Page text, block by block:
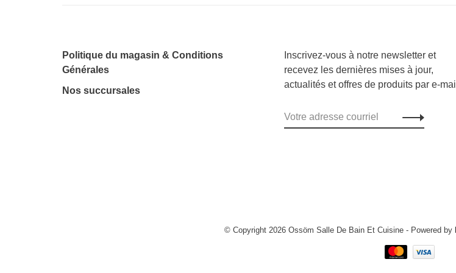
Politique du magasin & Conditions
Générales
Nos succursales
Inscrivez-vous à notre newsletter et
recevez les dernières mises à jour,
actualités et offres de produits par e-mail
© Copyright 2026 Ossöm Salle De Bain Et Cuisine - Powered by